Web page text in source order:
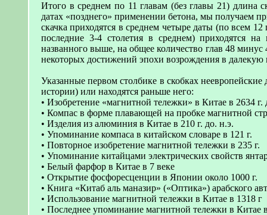
Итого в среднем по 11 главам (без главы 21) длина
датах «позднего» применении бетона, мы получаем
скачка приходятся в среднем четыре даты (по всем
последние 3-4 столетия в среднем) приходятся
названного выше, на общее количество глав 48
некоторых достижений эпохи возрождения в
Указанные первом столбике в скобках
истории) или находятся раньше него:
• Изобретение «магнитной тележки» в Китае в 2634 г.
• Компас в форме плавающей на пробке магнитной
• Изделия из алюминия в Китае в 210 г. до. н.э.
• Упоминание компаса в китайском словаре в 121 г.
• Повторное изобретение магнитной тележки в 235 г.
• Упоминание китайцами электрических свойств
• Белый фарфор в Китае в 7 веке
• Открытие фосфоресценции в Японии около 1000 г.
• Книга «Китаб аль маназир» («Оптика») арабского
• Использование магнитной тележки в Китае в 1318 г
• Последнее упоминание магнитной тележки в Китае